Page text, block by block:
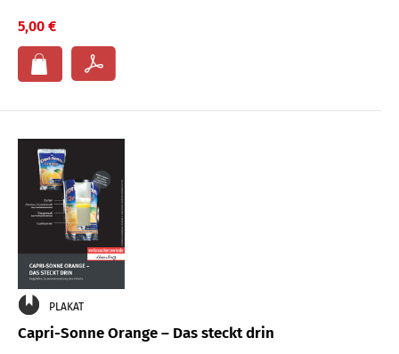
5,00 €
PLAKAT
Capri-Sonne Orange – Das steckt drin